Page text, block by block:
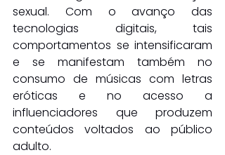
sexual. Com o avanço das
tecnologias digitais, tais
comportamentos se intensificaram
e se manifestam também no
consumo de músicas com letras
eróticas e no acesso a
influenciadores que produzem
conteúdos voltados ao público
adulto.